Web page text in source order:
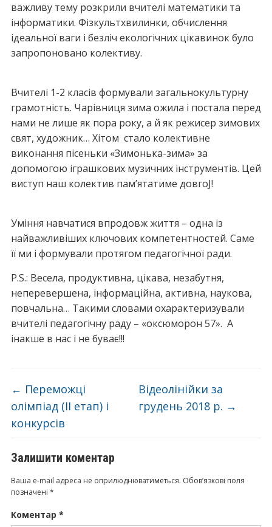
важливу тему розкрили вчителі математики та
інформатики. Фізкультхвилинки, обчислення
ідеальної ваги і безліч екологічних цікавинок було
запропоновано колективу.
Вчителі 1-2 класів формували загальнокультурну
грамотність. Чарівниця зима ожила і постала перед
нами не лише як пора року, а й як режисер зимових
свят, художник… Хітом стало колективне
виконання пісеньки «Зимонька-зима» за
допомогою іграшкових музичних інструментів. Цей
виступ наш колектив пам’ятатиме довгоJ!
Уміння навчатися впродовж життя – одна із
найважливіших ключових компетентностей. Саме
її ми і формували протягом педагогічної ради.
P.S.: Весела, продуктивна, цікава, незабутня,
неперевершена, інформаційна, активна, наукова,
повчальна… Такими словами охарактеризували
вчителі педагогічну раду – «оксюморон 57». А
інакше в нас і не буває!!!
← Переможці
олімпіад (ІІ етап) і
конкурсів
Відеолінійки за
грудень 2018 р. →
Залишити коментар
Ваша e-mail адреса не оприлюднюватиметься. Обов’язкові поля
позначені *
Коментар *